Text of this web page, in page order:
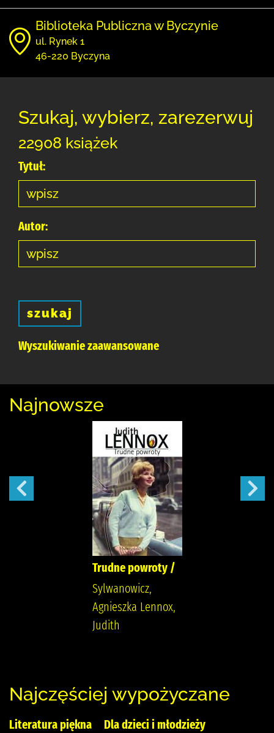
Biblioteka Publiczna w Byczynie
ul. Rynek 1
46-220 Byczyna
Szukaj, wybierz, zarezerwuj
22908 książek
Tytuł:
Autor:
szukaj
Wyszukiwanie zaawansowane
Najnowsze
Trudne powroty /
Sylwanowicz,
Agnieszka Lennox,
Judith
Najczęściej wypożyczane
Literatura piękna
Dla dzieci i młodzieży